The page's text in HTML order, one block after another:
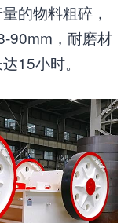
的物料粗碎，
90mm，耐磨材
15小时。